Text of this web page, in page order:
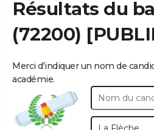
Résultats du
(72200)
Merci d'indiquer un nom de
académie.